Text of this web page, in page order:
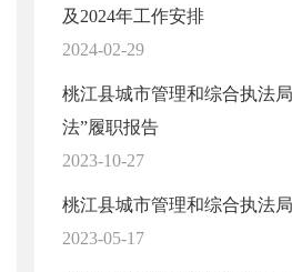
及2024年工作安排
2024-02-29
桃江县城市管理和综合执法
法”履职报告
2023-10-27
桃江县城市管理和综合执法
2023-05-17